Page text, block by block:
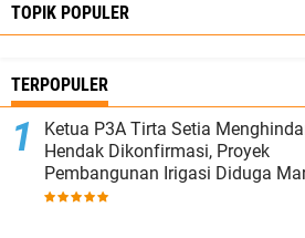
TOPIK POPULER
TERPOPULER
Ketua P3A Tirta Setia
Hendak Dikonfirmasi, Proyek
Pembangunan Irigasi Diduga